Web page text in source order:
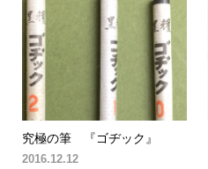
究極の筆 『ゴヂック』
2016.12.12